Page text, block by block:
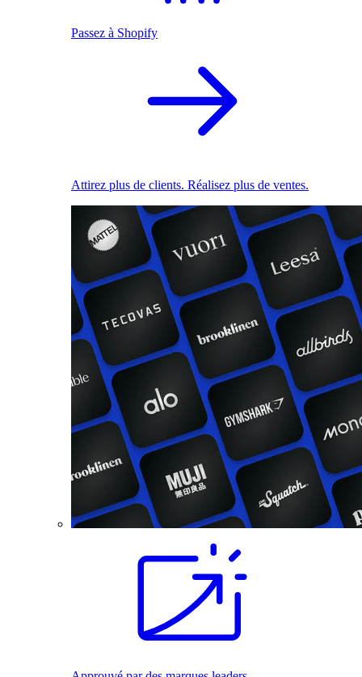
Passez à Shopify
Attirez plus de clients. Réalisez plus de ventes.